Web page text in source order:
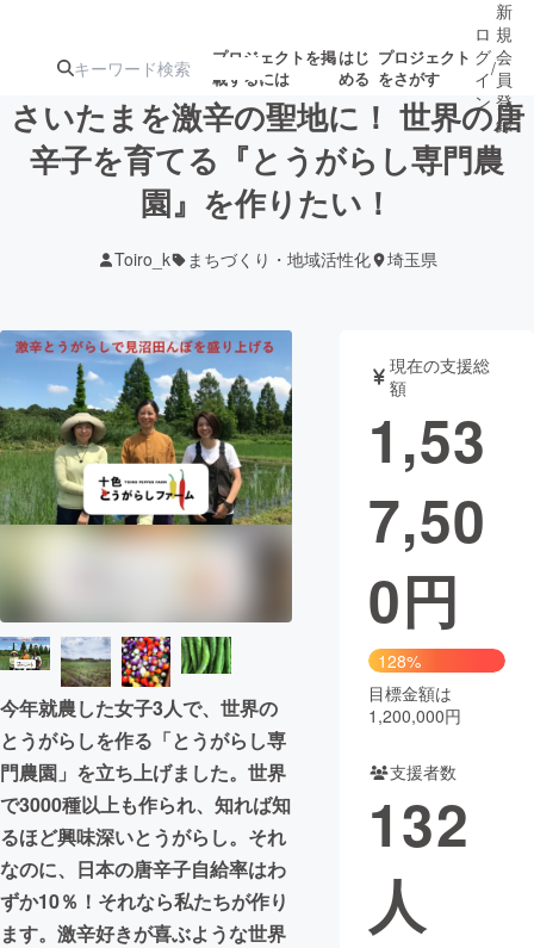
プロジェクトを掲
載するには
はじ
める
プロジェクト
をさがす
注目のリ
注目の新着プロ
ジェクト
募集終了が近いプ
テクノロジー・ガジェット
映像・映画 書籍・雑誌
ビジネス・起業 チャレンジ
CAMPFIRE for Social Good
CAMPFIRE Creation
CAMPFIREふるさと納税
コミュニティ
ロ
グ
イ
ン
/
新
規
会
員
登
録
さいたまを激辛の聖地に！ 世界の唐
辛子を育てる『とうがらし専門農
園』を作りたい！
Toiro_k まちづくり・地域活性化 埼玉県
今年就農した女子3人で、世界の
とうがらしを作る「とうがらし専
門農園」を立ち上げました。世界
で3000種以上も作られ、知れば知
るほど興味深いとうがらし。それ
なのに、日本の唐辛子自給率はわ
ずか10％！それなら私たちが作り
ます。激辛好きが喜ぶような世界
現在の支援総
額
1,53
7,50
0円
128%
目標金額は
1,200,000円
支援者数
132
人